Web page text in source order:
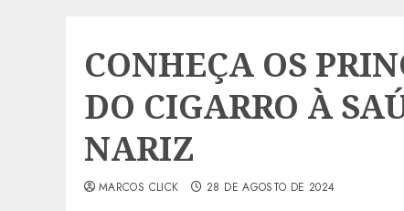
CONHEÇA OS
DO CIGARRO À
NARIZ
MARCOS CLICK 28 DE AGOSTO DE 2024